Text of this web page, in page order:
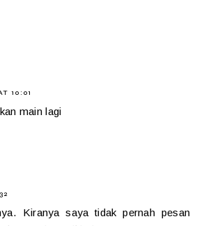
10:01
main lagi
Kiranya saya tidak pernah pesan